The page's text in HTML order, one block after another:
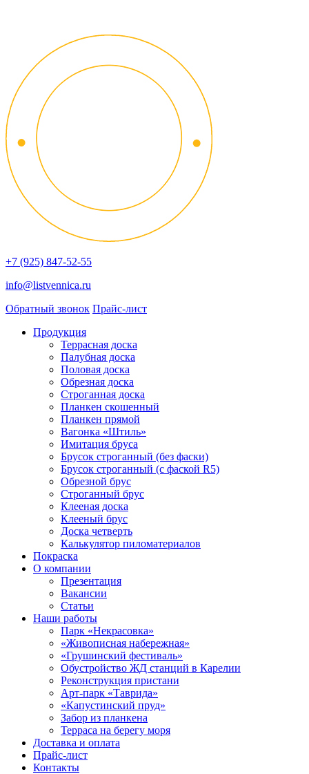
+7 (925) 847-52-55
info@listvennica.ru
Обратный звонок Прайс-лист
Продукция
Террасная доска
Палубная доска
Половая доска
Обрезная доска
Строганная доска
Планкен скошенный
Планкен прямой
Вагонка «Штиль»
Имитация бруса
Брусок строганный (без фаски)
Брусок строганный (с фаской R5)
Обрезной брус
Строганный брус
Клееная доска
Клееный брус
Доска четверть
Калькулятор пиломатериалов
Покраска
О компании
Презентация
Вакансии
Статьи
Наши работы
Парк «Некрасовка»
«Живописная набережная»
«Грушинский фестиваль»
Обустройство ЖД станций в Карелии
Реконструкция пристани
Арт-парк «Таврида»
«Капустинский пруд»
Забор из планкена
Терраса на берегу моря
Доставка и оплата
Прайс-лист
Контакты